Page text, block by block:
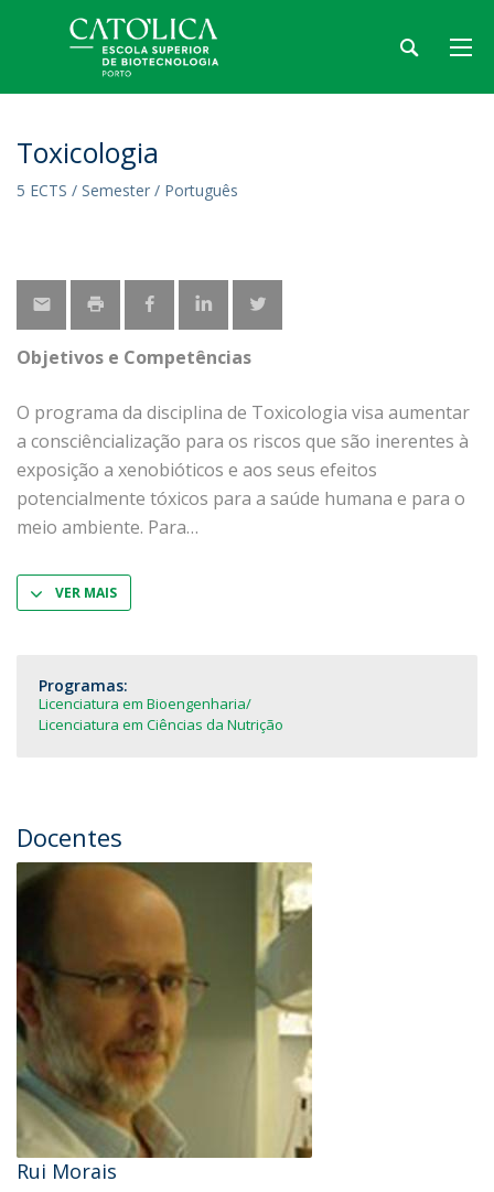
Toxicologia
5 ECTS / Semester / Português
Objetivos e Competências
O programa da disciplina de Toxicologia visa aumentar
a consciêncialização para os riscos que são inerentes à
exposição a xenobióticos e aos seus efeitos
potencialmente tóxicos para a saúde humana e para o
meio ambiente. Para
VER MAIS
Programas:
Licenciatura em Bioengenharia
Licenciatura em Ciências da Nutrição
Docentes
Rui Morais